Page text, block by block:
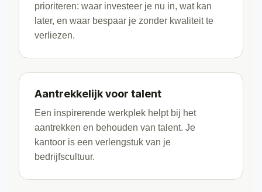
prioriteren: waar investeer je nu in, wat kan
later, en waar bespaar je zonder kwaliteit te
verliezen.
Aantrekkelijk voor talent
Een inspirerende werkplek helpt bij het
aantrekken en behouden van talent. Je
kantoor is een verlengstuk van je
bedrijfscultuur.